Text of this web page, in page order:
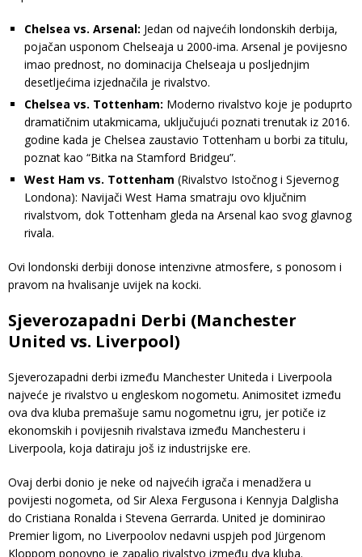
Chelsea vs. Arsenal: Jedan od najvećih londonskih derbija,
pojačan usponom Chelseaja u 2000-ima. Arsenal je povijesno
imao prednost, no dominacija Chelseaja u posljednjim
desetljećima izjednačila je rivalstvo.
Chelsea vs. Tottenham: Moderno rivalstvo koje je poduprto
dramatičnim utakmicama, uključujući poznati trenutak iz 2016.
godine kada je Chelsea zaustavio Tottenham u borbi za titulu,
poznat kao “Bitka na Stamford Bridgeu”.
West Ham vs. Tottenham (Rivalstvo Istočnog i Sjevernog
Londona): Navijači West Hama smatraju ovo ključnim
rivalstvom, dok Tottenham gleda na Arsenal kao svog glavnog
rivala.
Ovi londonski derbiji donose intenzivne atmosfere, s ponosom i
pravom na hvalisanje uvijek na kocki.
Sjeverozapadni Derbi (Manchester
United vs. Liverpool)
Sjeverozapadni derbi između Manchester Uniteda i Liverpoola
najveće je rivalstvo u engleskom nogometu. Animositet između
ova dva kluba premašuje samu nogometnu igru, jer potiče iz
ekonomskih i povijesnih rivalstava između Manchesteru i
Liverpoola, koja datiraju još iz industrijske ere.
Ovaj derbi donio je neke od najvećih igrača i menadžera u
povijesti nogometa, od Sir Alexa Fergusona i Kennyja Dalglisha
do Cristiana Ronalda i Stevena Gerrarda. United je dominirao
Premier ligom, no Liverpoolov nedavni uspjeh pod Jürgenom
Kloppom ponovno je zapalio rivalstvo između dva kluba.